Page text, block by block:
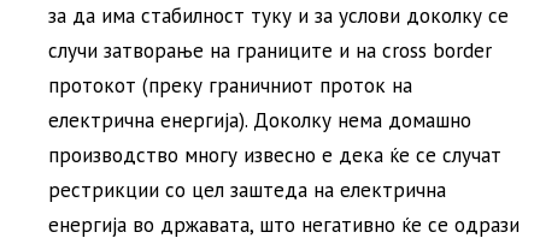
за да има стабилност туку и за услови доколку се
случи затворање на границите и на cross border
протокот (преку граничниот проток на
електрична енергија). Доколку нема домашно
производство многу извесно е дека ќе се случат
рестрикции со цел заштеда на електрична
енергија во државата, што негативно ќе се одрази